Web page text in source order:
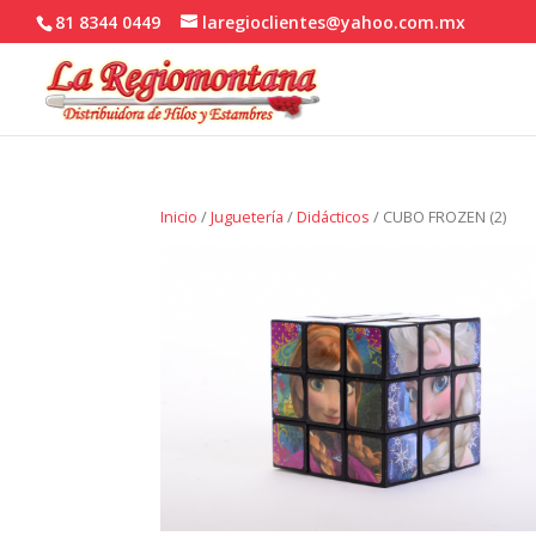
81 8344 0449 laregioclientes@yahoo.com.mx
Inicio /Juguetería /Didácticos / CUBO FROZEN (2)